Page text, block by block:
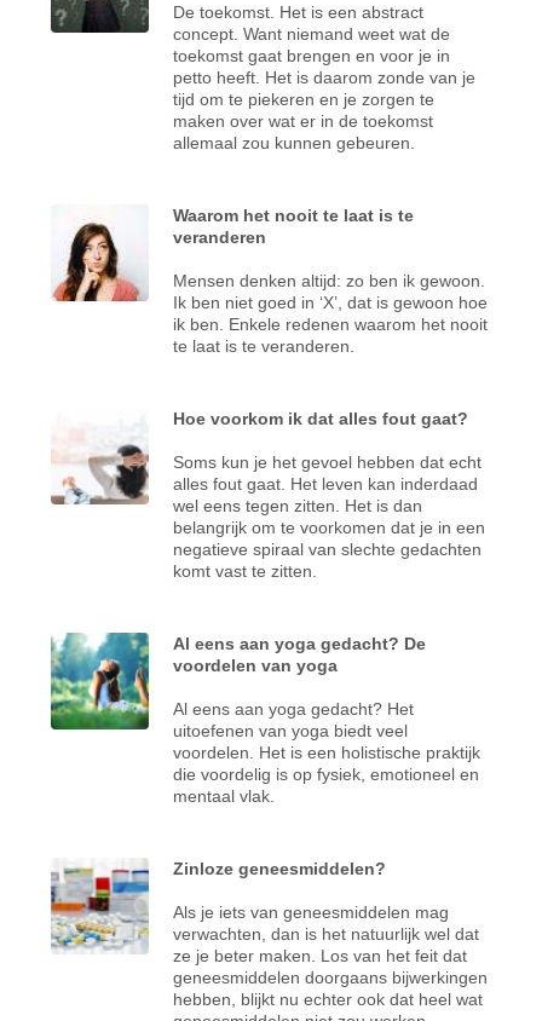
De toekomst. Het is een abstract
concept. Want niemand weet wat de
toekomst gaat brengen en voor je in
petto heeft. Het is daarom zonde van je
tijd om te piekeren en je zorgen te
maken over wat er in de toekomst
allemaal zou kunnen gebeuren.
Waarom het nooit te laat is te
veranderen
Mensen denken altijd: zo ben ik gewoon.
Ik ben niet goed in ‘X’, dat is gewoon hoe
ik ben. Enkele redenen waarom het nooit
te laat is te veranderen.
Hoe voorkom ik dat alles fout gaat?
Soms kun je het gevoel hebben dat echt
alles fout gaat. Het leven kan inderdaad
wel eens tegen zitten. Het is dan
belangrijk om te voorkomen dat je in een
negatieve spiraal van slechte gedachten
komt vast te zitten.
Al eens aan yoga gedacht? De
voordelen van yoga
Al eens aan yoga gedacht? Het
uitoefenen van yoga biedt veel
voordelen. Het is een holistische praktijk
die voordelig is op fysiek, emotioneel en
mentaal vlak.
Zinloze geneesmiddelen?
Als je iets van geneesmiddelen mag
verwachten, dan is het natuurlijk wel dat
ze je beter maken. Los van het feit dat
geneesmiddelen doorgaans bijwerkingen
hebben, blijkt nu echter ook dat heel wat